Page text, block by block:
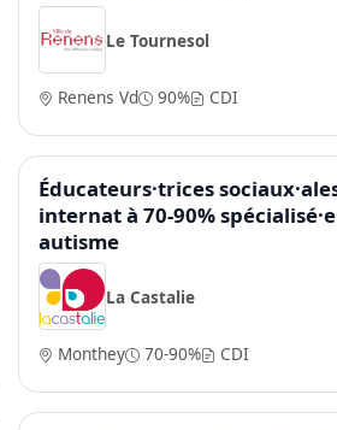
Le Tournesol
Renens Vd 90% CDI
Éducateurs·trices
internat à 70-90%
autisme
La Castalie
Monthey 70-90% CDI